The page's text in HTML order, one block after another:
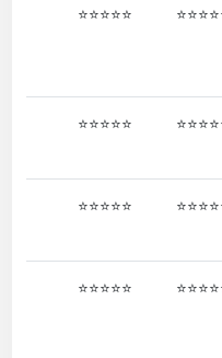
⭐⭐⭐⭐⭐
⭐⭐⭐⭐⭐
⭐⭐⭐⭐⭐
⭐⭐⭐⭐⭐